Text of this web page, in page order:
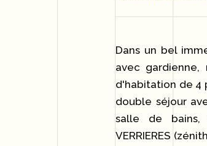
Dans un bel
avec gardienne,
d'habitation de 4
double séjour
salle de bains,
VERRIERES